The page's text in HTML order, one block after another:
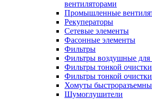
вентиляторами
Промышленные
Рекуператоры
Сетевые элементы
Фасонные элементы
Фильтры
Фильтры воздушные для
Фильтры тонкой очистки
Фильтры тонкой
Хомуты
Шумоглушители